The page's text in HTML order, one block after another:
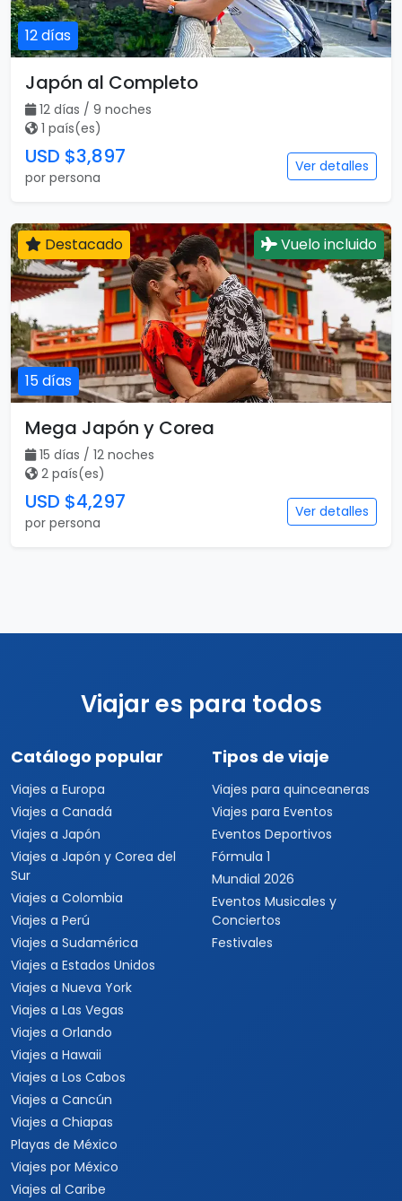
12 días
Japón al Completo
12 días / 9 noches
1 país(es)
USD $3,897
por persona
Ver detalles
15 días
Destacado Vuelo incluido
Mega Japón y Corea
15 días / 12 noches
2 país(es)
USD $4,297
por persona
Ver detalles
Viajar es para todos
Catálogo popular
Viajes a Europa
Viajes a Canadá
Viajes a Japón
Viajes a Japón y Corea del
Sur
Viajes a Colombia
Viajes a Perú
Viajes a Sudamérica
Viajes a Estados Unidos
Viajes a Nueva York
Viajes a Las Vegas
Viajes a Orlando
Viajes a Hawaii
Viajes a Los Cabos
Viajes a Cancún
Viajes a Chiapas
Playas de México
Viajes por México
Viajes al Caribe
Tipos de viaje
Viajes para quinceaneras
Viajes para Eventos
Eventos Deportivos
Fórmula 1
Mundial 2026
Eventos Musicales y
Conciertos
Festivales